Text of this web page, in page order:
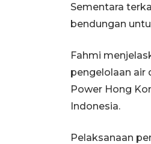
Sementara
bendungan
Fahmi
pengelolaan air
Power Hong
Indonesia.
Pelaksanaan